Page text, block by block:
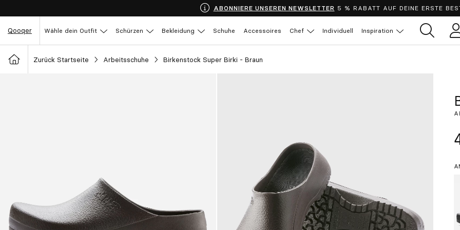
ABONNIERE UNSEREN NEWSLETTER 5 % RABATT AUF DEINE ERSTE
Qooqer Wähle dein Outfit Schürzen Bekleidung Schuhe Accessoires Chef Individuell Inspiration
Zurück Startseite Arbeitsschuhe Birkenstock Super Birki - Braun